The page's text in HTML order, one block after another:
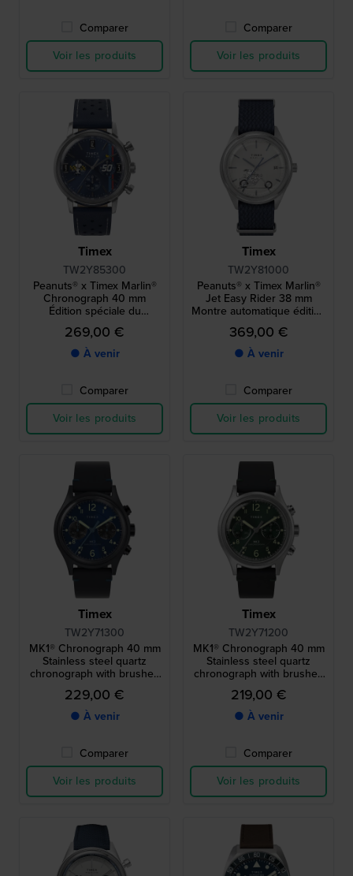
Comparer
Voir les produits
Comparer
Voir les produits
Timex
TW2Y85300
Peanuts® x Timex Marlin®
Chronograph 40 mm
Édition spéciale du
chronographe à quartz
avec cadran Snoopy
269,00 €
● À venir
Comparer
Voir les produits
Timex
TW2Y81000
Peanuts® x Timex Marlin®
Jet Easy Rider 38 mm
Montre automatique édition
spéciale avec cadran
Snoopy
369,00 €
● À venir
Comparer
Voir les produits
Timex
TW2Y71300
MK1® Chronograph 40 mm
Stainless steel quartz
chronograph with brushed
case
229,00 €
● À venir
Comparer
Voir les produits
Timex
TW2Y71200
MK1® Chronograph 40 mm
Stainless steel quartz
chronograph with brushed
case
219,00 €
● À venir
Comparer
Voir les produits